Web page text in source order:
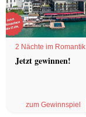
2 Nächte im Romantik
Hotel
Jetzt gewinnen!
zum Gewinnspiel